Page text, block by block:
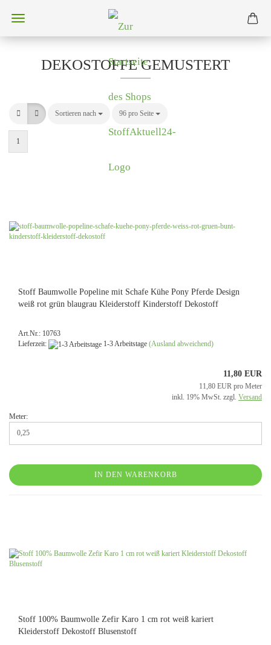
DEKOSTOFFE GEMUSTERT
Sortieren nach
Sortieren nach 96 pro Seite
pro Seite
1
Stoff Baumwolle Popeline mit Schafe Kühe Pony Pferde Design
weiß rot grün blaugrau Kleiderstoff Kinderstoff Dekostoff
Art.Nr.: 10763
Lieferzeit:
1-3 Arbeitstage (Ausland abweichend)
11,80 EUR
11,80 EUR pro Meter
inkl. 19% MwSt. zzgl. Versand
Meter:
IN DEN WARENKORB
Stoff 100% Baumwolle Zefir Karo 1 cm rot weiß kariert
Kleiderstoff Dekostoff Blusenstoff